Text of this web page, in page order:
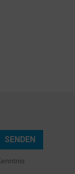
SENDEN